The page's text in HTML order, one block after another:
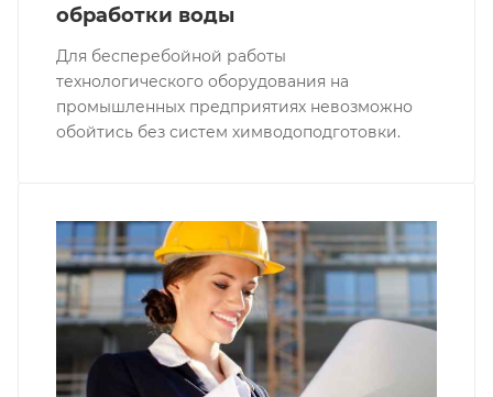
обработки воды
Для бесперебойной работы
технологического оборудования на
промышленных предприятиях невозможно
обойтись без систем химводоподготовки.